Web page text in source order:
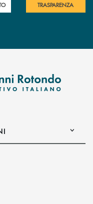
TRASPARENZA
apre l’app di posta